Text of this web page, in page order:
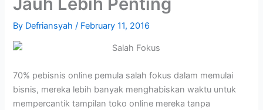
By Defriansyah/ February 11, 2016
70% pebisnis online pemula salah fokus dalam memulai
bisnis, mereka lebih banyak menghabiskan waktu untuk
mempercantik tampilan toko online mereka tanpa